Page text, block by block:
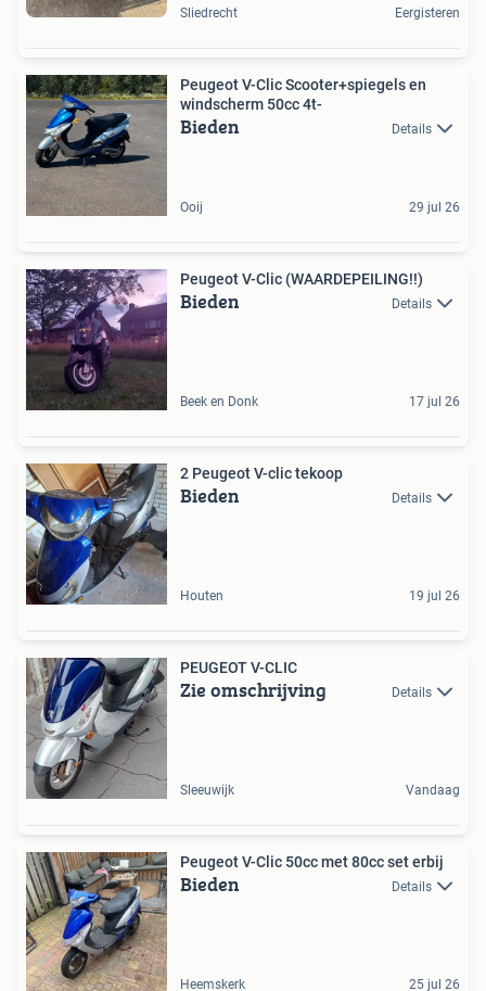
Sliedrecht Eergisteren
Peugeot V-Clic Scooter+spiegels en
windscherm 50cc 4t-
Bieden Details
Ooij 29 jul 26
Peugeot V-Clic (WAARDEPEILING!!)
Bieden Details
Beek en Donk 17 jul 26
2 Peugeot V-clic tekoop
Bieden Details
Houten 19 jul 26
PEUGEOT V-CLIC
Zie omschrijving Details
Sleeuwijk Vandaag
Peugeot V-Clic 50cc met 80cc set erbij
Bieden Details
Heemskerk 25 jul 26